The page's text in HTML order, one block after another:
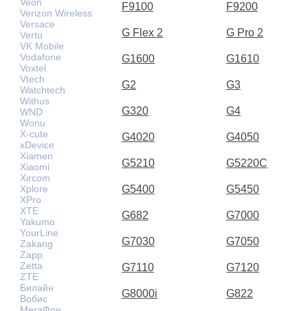
Verizon Wireless
Versace
Vertu
VK Mobile
Vodafone
Voxtel
Vtech
Watchtech
Withus
WND
Wonu
X-cute
xDevice
Xiamen
Xiaomi
Xircom
Xplore
XPro
XTE
Yakumo
YourLine
Zakang
Zapp
Zetta
ZTE
Билайн
Вобис
F9100 F9200
G Flex 2 G Pro 2
G1600 G1610
G2 G3
G320 G4
G4020 G4050
G5210 G5220C
G5400 G5450
G682 G7000
G7030 G7050
G7110 G7120
G8000i G822